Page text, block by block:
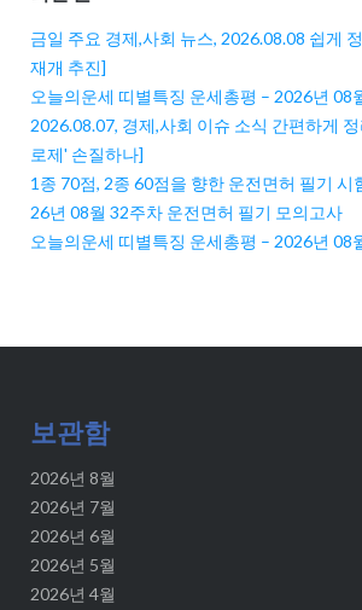
금일 주요 경제,사회 뉴스, 2026.08.08 쉽게
재개 추진]
오늘의운세 띠별특징 운세총평 – 2026년 08
2026.08.07, 경제,사회 이슈 소식 간편하게
로제' 손질하나]
1종 70점, 2종 60점을 향한 운전면허 필기 시
26년 08월 32주차 운전면허 필기 모의고사
오늘의운세 띠별특징 운세총평 – 2026년 08
보관함
2026년 8월
2026년 7월
2026년 6월
2026년 5월
2026년 4월